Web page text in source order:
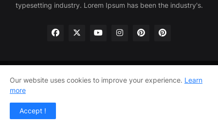
typesetting industry. Lorem Ipsum has been the industry's.
Home About Us Privacy Policy
Contact Us
Our website uses cookies to improve your experience. Learn
more
Accept !